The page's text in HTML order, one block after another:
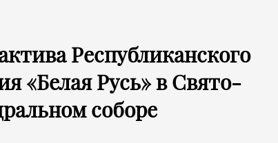
Республиканского
«Белая Русь» в Свято-
соборе